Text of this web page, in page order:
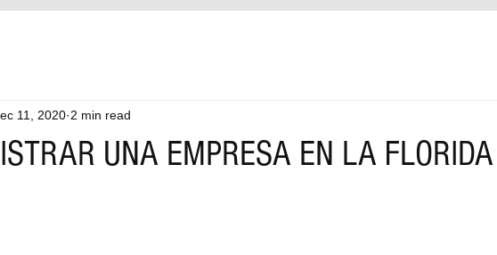
UNA EMPRESA EN LA FLORIDA
11, 2020 2 min read